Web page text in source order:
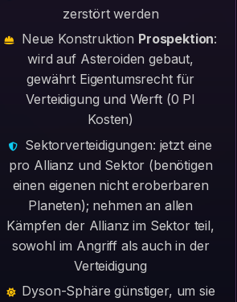
zerstört werden
Neue Konstruktion Prospektion:
wird auf Asteroiden gebaut,
gewährt Eigentumsrecht für
Verteidigung und Werft (0 PI
Kosten)
Sektorverteidigungen: jetzt eine
pro Allianz und Sektor (benötigen
einen eigenen nicht eroberbaren
Planeten); nehmen an allen
Kämpfen der Allianz im Sektor teil,
sowohl im Angriff als auch in der
Verteidigung
Dyson-Sphäre günstiger, um sie